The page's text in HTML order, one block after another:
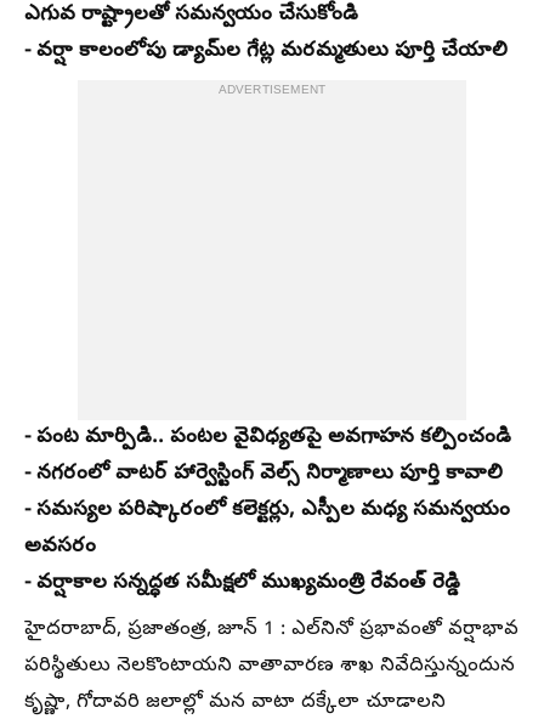
ఎగువ రాష్ట్రాలతో సమన్వయం చేసుకోండి
- వర్షా కాలంలోపు డ్యామ్‌ల గేట్ల మరమ్మతులు పూర్తి చేయాలి
ADVERTISEMENT
- పంట మార్పిడి.. పంటల వైవిధ్యతపై అవగాహన కల్పించండి
- నగరంలో వాటర్ హార్వెస్టింగ్ వెల్స్ నిర్మాణాలు పూర్తి కావాలి
- సమస్యల పరిష్కారంలో కలెక్టర్లు, ఎస్పీల మధ్య సమన్వయం
అవసరం
- వర్షాకాల సన్నద్ధత సమీక్షలో ముఖ్యమంత్రి రేవంత్ రెడ్డి
హైదరాబాద్, ప్రజాతంత్ర, జూన్ 1 : ఎల్‌నినో ప్రభావంతో వర్షాభావ
పరిస్థితులు నెలకొంటాయని వాతావారణ శాఖ నివేదిస్తున్నందున
కృష్ణా, గోదావరి జలాల్లో మన వాటా దక్కేలా చూడాలని